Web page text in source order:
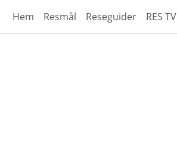
Hem Resmål Reseguider RES TV